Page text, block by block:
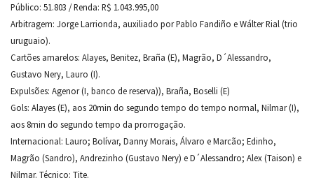
Público: 51.803 / Renda: R$ 1.043.995,00
Arbitragem: Jorge Larrionda, auxiliado por Pablo Fandiño e Wálter Rial (trio
uruguaio).
Cartões amarelos: Alayes, Benitez, Braña (E), Magrão, D´Alessandro,
Gustavo Nery, Lauro (I).
Expulsões: Agenor (I, banco de reserva)), Braña, Boselli (E)
Gols: Alayes (E), aos 20min do segundo tempo do tempo normal, Nilmar (I),
aos 8min do segundo tempo da prorrogação.
Internacional: Lauro; Bolívar, Danny Morais, Álvaro e Marcão; Edinho,
Magrão (Sandro), Andrezinho (Gustavo Nery) e D´Alessandro; Alex (Taison) e
Nilmar. Técnico: Tite.